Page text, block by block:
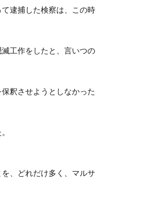
逮捕した検察は、この時
工作をしたと、言いつの
釈させようとしなかった
、どれだけ多く、マルサ